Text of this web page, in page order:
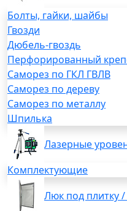
Болты, гайки, шайбы
Гвозди
Дюбель-гвоздь
Перфорированный
Саморез по ГКЛ ГВЛВ
Саморез по дереву
Саморез по металлу
Шпилька
Лазерные
Комплектующие
Люк под плитку